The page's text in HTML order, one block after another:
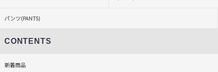
パンツ(PANTS)
CONTENTS
新着商品